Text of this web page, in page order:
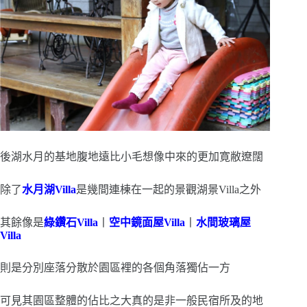
後湖水月的基地腹地遠比小毛想像中來的更加寛敝遼闊
除了水月湖Villa是幾間連棟在一起的景觀湖景Villa之外
其餘像是綠鑽石Villa 空中鏡面屋Villa
水間玻璃屋
Villa
則是分別座落分散於園區裡的各個角落獨佔一方
可見其園區整體的佔比之大真的是非一般民宿所及的地